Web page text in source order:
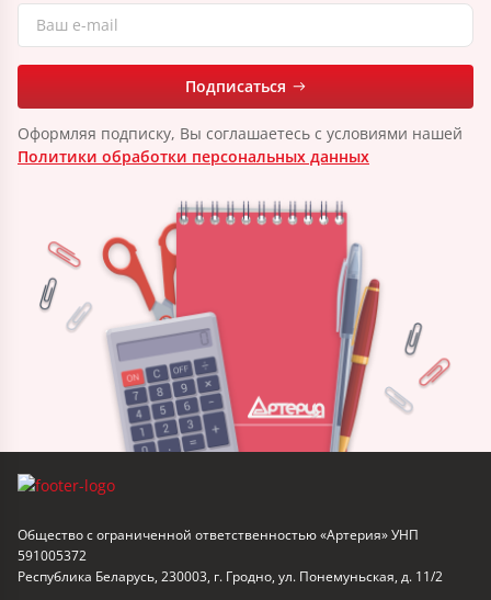
Подписаться
Оформляя подписку, Вы соглашаетесь с условиями нашей
Политики обработки персональных данных
Общество с ограниченной ответственностью «Артерия» УНП
591005372
Республика Беларусь, 230003, г. Гродно, ул. Понемуньская, д. 11/2